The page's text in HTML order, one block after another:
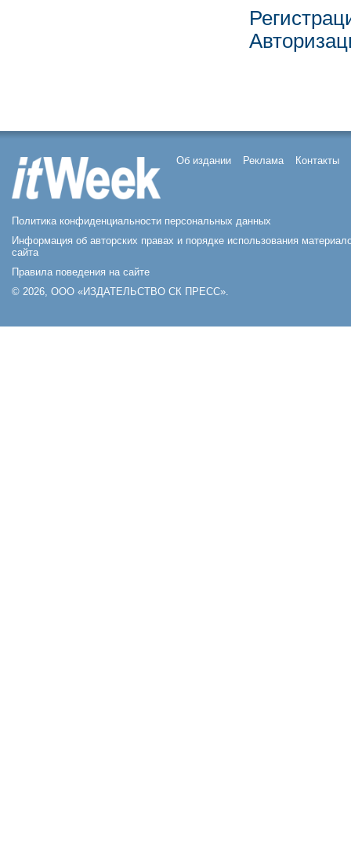
Об издании Реклама Контакты
Политика конфиденциальности персональных данных
Информация об авторских правах и порядке использования
сайта
Правила поведения на сайте
© 2026, ООО «ИЗДАТЕЛЬСТВО СК ПРЕСС».